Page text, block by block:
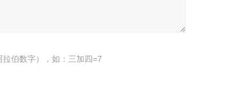
伯数字），如：三加四=7